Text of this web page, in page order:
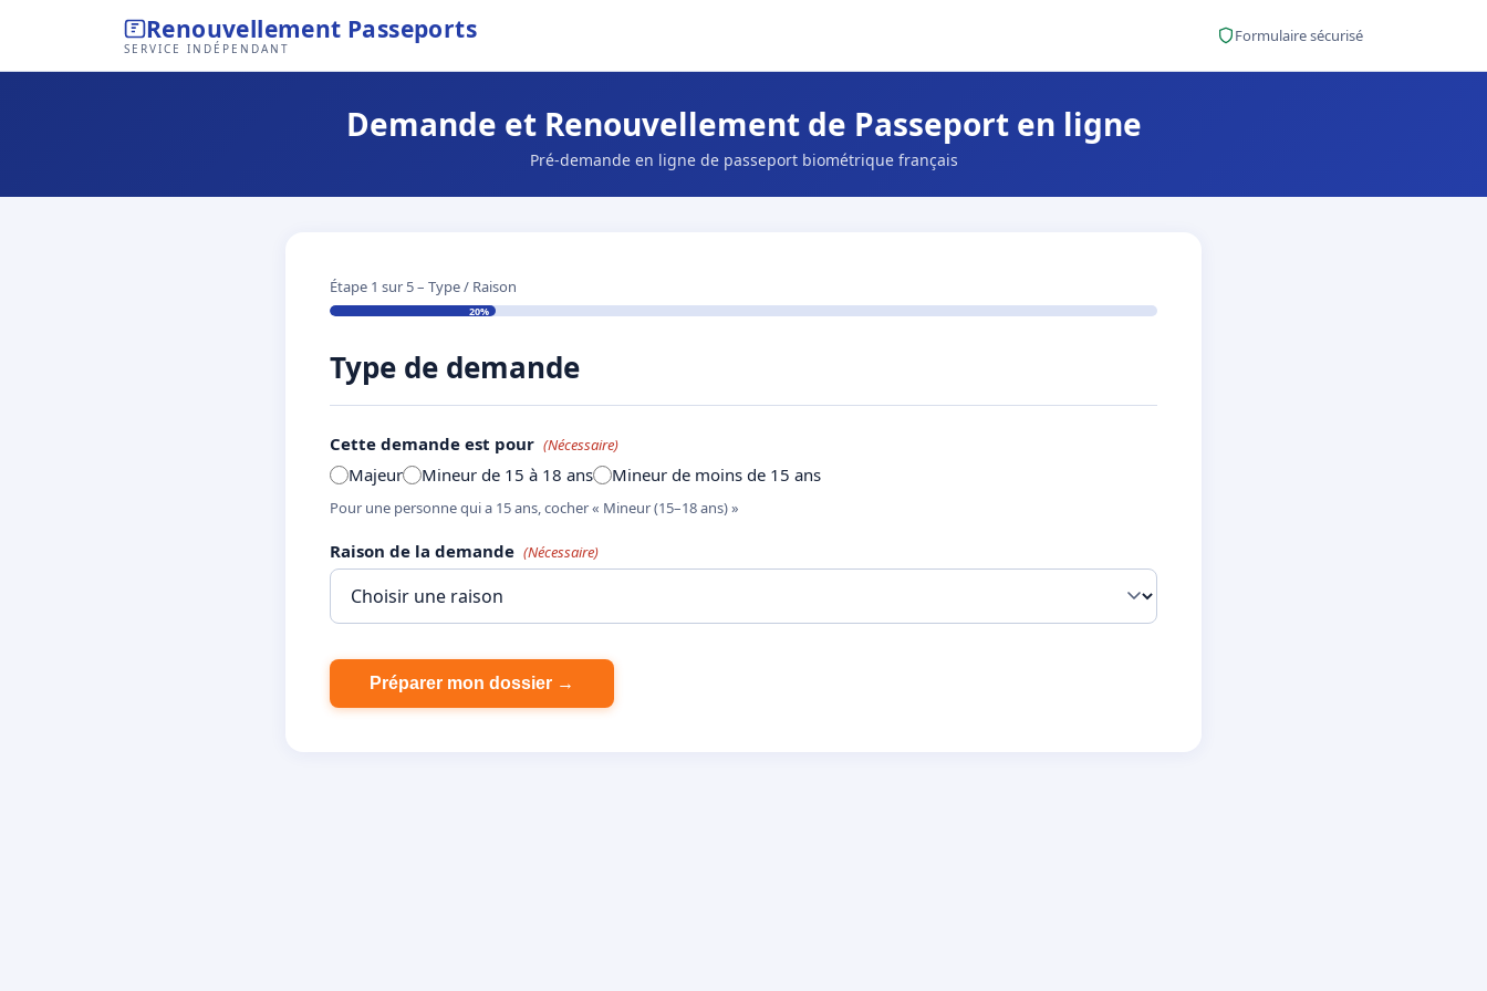
Renouvellement Passeports
SERVICE INDÉPENDANT
Formulaire sécurisé
Demande et Renouvellement de Passeport en ligne
Pré-demande en ligne de passeport biométrique français
Étape 1 sur 5 – Type / Raison
20%
Type de demande
Cette demande est pour (Nécessaire)
Majeur Mineur de 15 à 18 ans Mineur de moins de 15 ans
Pour une personne qui a 15 ans, cocher « Mineur (15–18 ans) »
Raison de la demande (Nécessaire)
Préparer mon dossier →